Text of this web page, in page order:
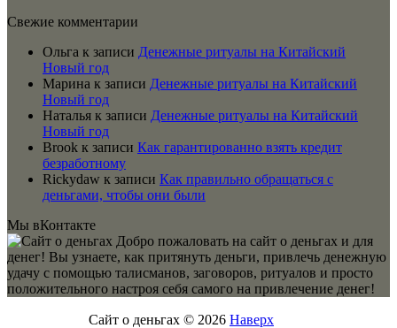
Свежие комментарии
Ольга к записи Денежные ритуалы на Китайский
Новый год
Марина к записи Денежные ритуалы на Китайский
Новый год
Наталья к записи Денежные ритуалы на Китайский
Новый год
Brook к записи Как гарантированно взять кредит
безработному
Rickydaw к записи Как правильно обращаться с
деньгами, чтобы они были
Мы вКонтакте
Добро пожаловать на сайт о деньгах и для
денег! Вы узнаете, как притянуть деньги, привлечь денежную
удачу с помощью талисманов, заговоров, ритуалов и просто
положительного настроя себя самого на привлечение денег!
Сайт о деньгах © 2026 Наверх